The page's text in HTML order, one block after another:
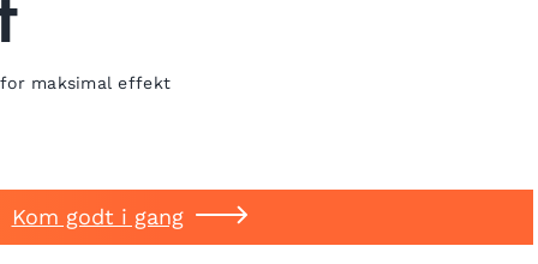
maksimal effekt
Kom godt i gang